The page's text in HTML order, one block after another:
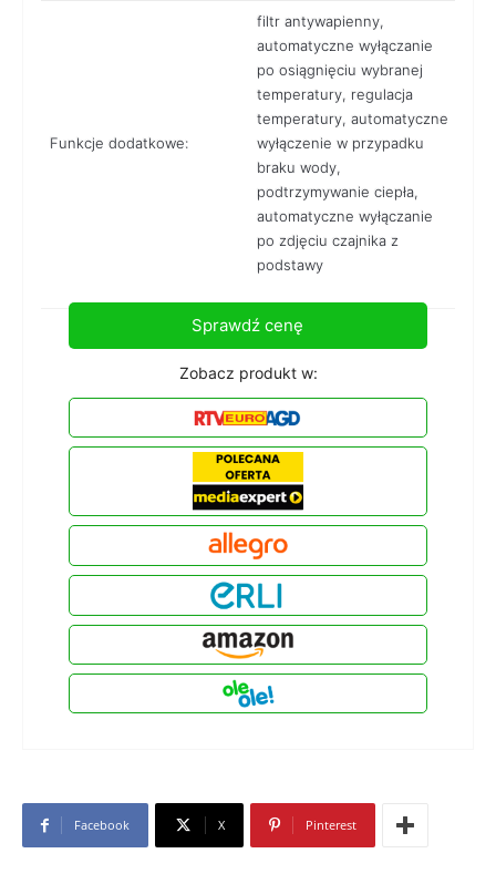
Funkcje dodatkowe:
filtr antywapienny,
automatyczne wyłączanie
po osiągnięciu wybranej
temperatury, regulacja
temperatury, automatyczne
wyłączenie w przypadku
braku wody,
podtrzymywanie ciepła,
automatyczne wyłączanie
po zdjęciu czajnika z
podstawy
Sprawdź cenę
Zobacz produkt w:
Facebook X Pinterest